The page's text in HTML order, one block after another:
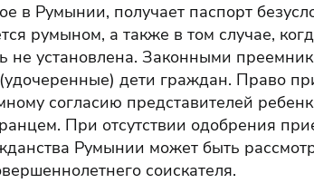
в Румынии, получает паспорт
румыном, а также в том случае,
не установлена. Законными
дети граждан. Право
согласию представителей
При отсутствии одобрения
Румынии может быть
соискателя.